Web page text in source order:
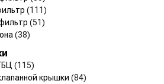
(111)
(51)
(38)
(115)
крышки (84)